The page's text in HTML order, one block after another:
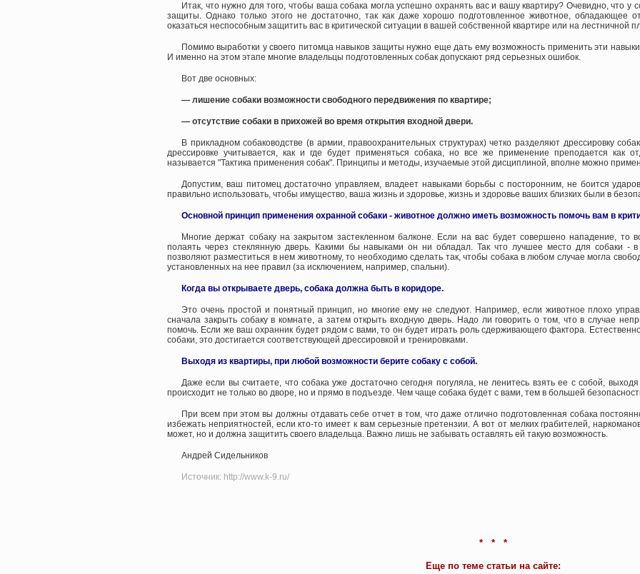
Итак, что нужно для того, чтобы ваша собака могла успешно охранять вас и вашу квартиру? Очевидно, что
защиты. Однако только этого не достаточно, так как даже хорошо подготовленное животное, обладающее
оказаться неспособным защитить вас в критической ситуации в вашей собственной квартире или на лестничной
Помимо выработки у своего питомца навыков защиты нужно еще дать ему возможность применить эти
И именно на этом этапе многие владельцы подготовленных собак допускают ряд серьезных ошибок.
Вот две основных:
— лишение собаки возможности свободного передвижения по квартире;
— отсутствие собаки в прихожей во время открытия входной двери.
В прикладном собаководстве (в армии, правоохранительных структурах) четко разделяют дрессировку
дрессировке учитывается, как и где будет применяться собака, но все же применение преподается как
называется "Тактика применения собак". Принципы и методы, изучаемые этой дисциплиной, вполне можно
Допустим, ваш питомец достаточно управляем, владеет навыками борьбы с посторонним, не боится
правильно использовать, чтобы имущество, ваша жизнь и здоровье, жизнь и здоровье ваших близких были в
Основной принцип применения охранной собаки - животное должно иметь возможность помочь вам в
Многие держат собаку на закрытом застекленном балконе. Если на вас будет совершено нападение, то
полаять через стеклянную дверь. Какими бы навыками он ни обладал. Так что лучшее место для собаки -
позволяют разместиться в нем животному, то необходимо сделать так, чтобы собака в любом случае могла
установленных на нее правил (за исключением, например, спальни).
Когда вы открываете дверь, собака должна быть в коридоре.
Это очень простой и понятный принцип, но многие ему не следуют. Например, если животное плохо
сначала закрыть собаку в комнате, а затем открыть входную дверь. Надо ли говорить о том, что в случае
помочь. Если же ваш охранник будет рядом с вами, то он будет играть роль сдерживающего фактора.
собаки, это достигается соответствующей дрессировкой и тренировками.
Выходя из квартиры, при любой возможности берите собаку с собой.
Даже если вы считаете, что собака уже достаточно сегодня погуляла, не ленитесь взять ее с собой,
происходит не только во дворе, но и прямо в подъезде. Чем чаще собака будет с вами, тем в большей
При всем при этом вы должны отдавать себе отчет в том, что даже отлично подготовленная собака
избежать неприятностей, если кто-то имеет к вам серьезные претензии. А вот от мелких грабителей,
может, но и должна защитить своего владельца. Важно лишь не забывать оставлять ей такую возможность.
Андрей Сидельников
Источник: http://www.k-9.ru/
* * *
Еще по теме статьи на сайте: